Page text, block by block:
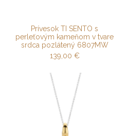
Prívesok TI SENTO s
perleťovým kameňom v tvare
srdca pozlátený 6807MW
139,00 €